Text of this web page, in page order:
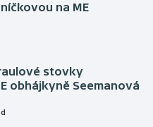
na ME
stovky
obhájkyně Seemanová